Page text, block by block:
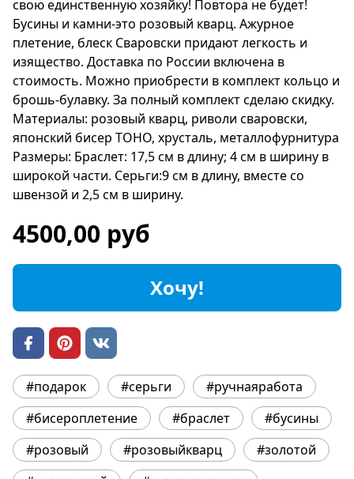
свою единственную хозяйку! Повтора не будет!
Бусины и камни-это розовый кварц. Ажурное
плетение, блеск Сваровски придают легкость и
изящество. Доставка по России включена в
стоимость. Можно приобрести в комплект кольцо и
брошь-булавку. За полный комплект сделаю скидку.
Материалы: розовый кварц, риволи сваровски,
японский бисер ТОНО, хрусталь, металлофурнитура
Размеры: Браслет: 17,5 см в длину; 4 см в ширину в
широкой части. Серьги:9 см в длину, вместе со
швензой и 2,5 см в ширину.
4500,00 руб
Хочу!
#подарок #серьги
#ручнаяработа
#бисероплетение
#браслет
#бусины
#розовый
#розовыйкварц
#золотой